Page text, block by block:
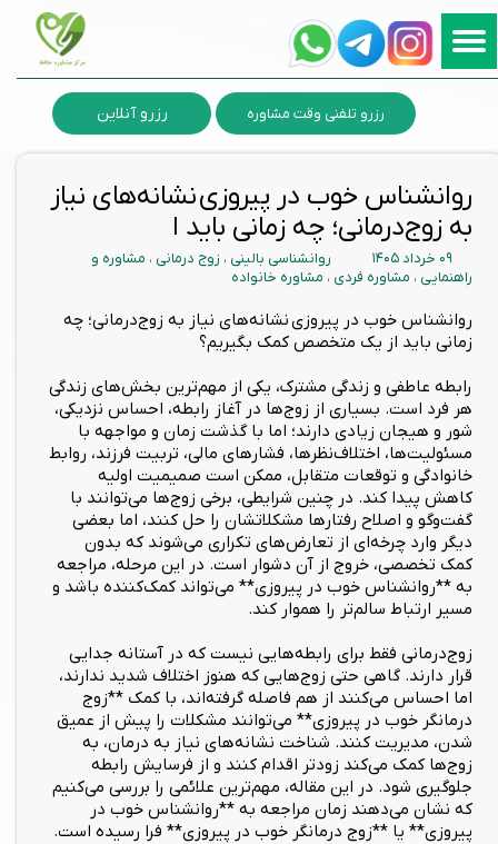
روانشناس خوب در پیروزی نشانه‌های نیاز
به زوج‌درمانی؛ چه زمانی باید ا
۰۹ خرداد ۱۴۰۵ روانشناسی بالینی ، زوج درمانی ، مشاوره و
راهنمایی ، مشاوره فردی ، مشاوره خانواده
روانشناس خوب در پیروزی نشانه‌های نیاز به زوج‌درمانی؛ چه
زمانی باید از یک متخصص کمک بگیریم؟
رابطه عاطفی و زندگی مشترک، یکی از مهم‌ترین بخش‌های زندگی
هر فرد است. بسیاری از زوج‌ها در آغاز رابطه، احساس نزدیکی،
شور و هیجان زیادی دارند؛ اما با گذشت زمان و مواجهه با
مسئولیت‌ها، اختلاف‌نظرها، فشارهای مالی، تربیت فرزند، روابط
خانوادگی و توقعات متقابل، ممکن است صمیمیت اولیه
کاهش پیدا کند. در چنین شرایطی، برخی زوج‌ها می‌توانند با
گفت‌وگو و اصلاح رفتارها مشکلاتشان را حل کنند، اما بعضی
دیگر وارد چرخه‌ای از تعارض‌های تکراری می‌شوند که بدون
کمک تخصصی، خروج از آن دشوار است. در این مرحله، مراجعه
به **روانشناس خوب در پیروزی** می‌تواند کمک‌کننده باشد و
مسیر ارتباط سالم‌تر را هموار کند.
زوج‌درمانی فقط برای رابطه‌هایی نیست که در آستانه جدایی
قرار دارند. گاهی حتی زوج‌هایی که هنوز اختلاف شدید ندارند،
اما احساس می‌کنند از هم فاصله گرفته‌اند، با کمک **زوج
درمانگر خوب در پیروزی** می‌توانند مشکلات را پیش از عمیق
شدن، مدیریت کنند. شناخت نشانه‌های نیاز به درمان، به
زوج‌ها کمک می‌کند زودتر اقدام کنند و از فرسایش رابطه
جلوگیری شود. در این مقاله، مهم‌ترین علائمی را بررسی می‌کنیم
که نشان می‌دهند زمان مراجعه به **روانشناس خوب در
پیروزی** یا **زوج درمانگر خوب در پیروزی** فرا رسیده است.
رزرو تلفنی وقت مشاوره رزرو آنلاین